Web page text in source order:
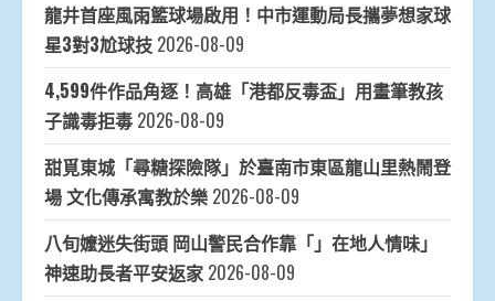
龍井首座風雨籃球場啟用！中市運動局長攜夢想家球
星3對3尬球技 2026-08-09
4,599件作品角逐！高雄「港都反毒盃」用畫筆教孩
子識毒拒毒 2026-08-09
甜覓東城「尋糖探險隊」於臺南市東區龍山里熱鬧登
場 文化傳承寓教於樂 2026-08-09
八旬嬤迷失街頭 岡山警民合作靠「」在地人情味」
神速助長者平安返家 2026-08-09